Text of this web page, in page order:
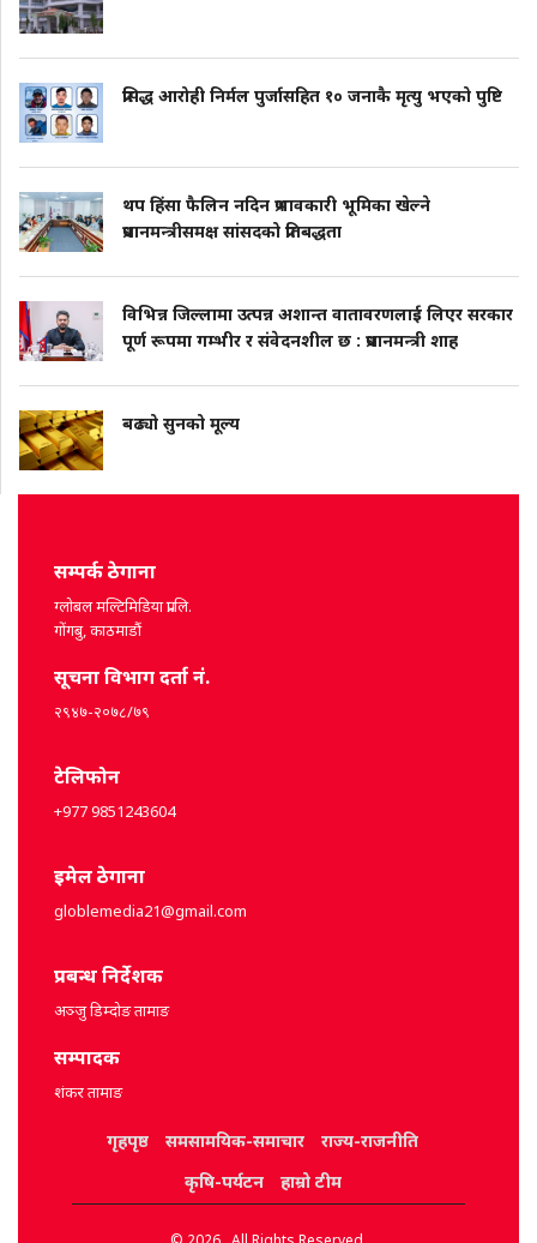
प्रसिद्ध आरोही निर्मल पुर्जासहित १० जनाकै मृत्यु भएको पुष्टि
थप हिंसा फैलिन नदिन प्रभावकारी भूमिका खेल्ने
प्रधानमन्त्रीसमक्ष सांसदको प्रतिबद्धता
विभिन्न जिल्लामा उत्पन्न अशान्त वातावरणलाई लिएर सरकार
पूर्ण रूपमा गम्भीर र संवेदनशील छ : प्रधानमन्त्री शाह
बढ्यो सुनको मूल्य
सम्पर्क ठेगाना
ग्लोबल मल्टिमिडिया प्रा.लि.
गोंगबु, काठमाडौं
सूचना विभाग दर्ता नं.
२९४७-२०७८/७९
टेलिफोन
+977 9851243604
इमेल ठेगाना
globlemedia21@gmail.com
प्रबन्ध निर्देशक
अञ्जु डिम्दोङ तामाङ
सम्पादक
शंकर तामाङ
गृहपृष्ठ समसामयिक-समाचार
राज्य-राजनीति
कृषि-पर्यटन
हाम्रो टीम